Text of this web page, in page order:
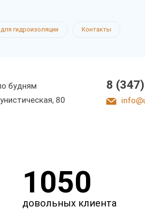
гидроизоляции Контакты
будням
80
8
1050
довольных клиента